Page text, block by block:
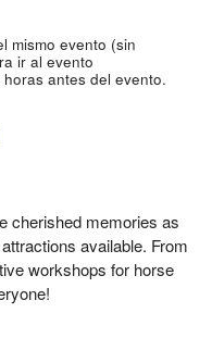
mismo evento (sin
ir al evento
antes del evento.
cherished memories as
available. From
workshops for horse